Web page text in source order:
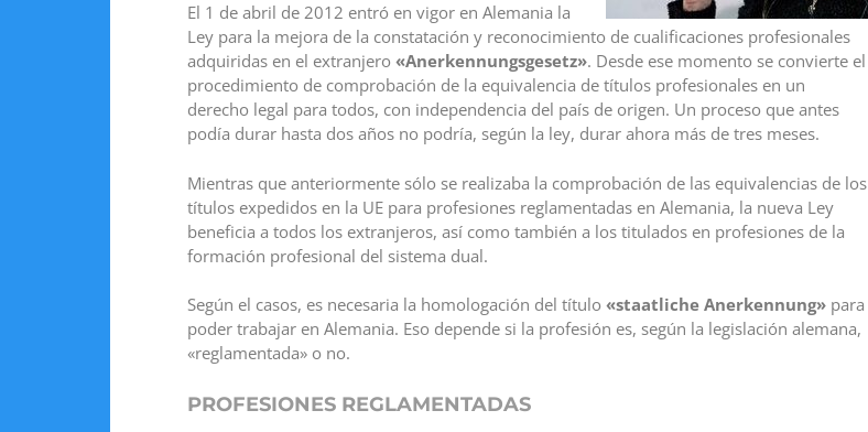
El 1 de abril de 2012 entró en vigor en Alemania la
Ley para la mejora de la constatación y reconocimiento de cualificaciones profesionales
adquiridas en el extranjero «Anerkennungsgesetz». Desde ese momento se convierte el
procedimiento de comprobación de la equivalencia de títulos profesionales en un
derecho legal para todos, con independencia del país de origen. Un proceso que antes
podía durar hasta dos años no podría, según la ley, durar ahora más de tres meses.
Mientras que anteriormente sólo se realizaba la comprobación de las equivalencias de los
títulos expedidos en la UE para profesiones reglamentadas en Alemania, la nueva Ley
beneficia a todos los extranjeros, así como también a los titulados en profesiones de la
formación profesional del sistema dual.
Según el casos, es necesaria la homologación del título «staatliche Anerkennung» para
poder trabajar en Alemania. Eso depende si la profesión es, según la legislación alemana,
«reglamentada» o no.
PROFESIONES REGLAMENTADAS